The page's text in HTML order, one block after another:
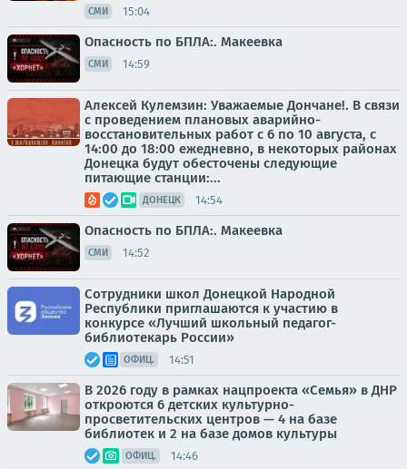
СМИ 15:04
Опасность по БПЛА:. Макеевка
СМИ 14:59
Алексей Кулемзин: Уважаемые Дончане!. В связи
с проведением плановых аварийно-
восстановительных работ с 6 по 10 августа, с
14:00 до 18:00 ежедневно, в некоторых районах
Донецка будут обесточены следующие
питающие станции:...
ДОНЕЦК 14:54
Опасность по БПЛА:. Макеевка
СМИ 14:52
Сотрудники школ Донецкой Народной
Республики приглашаются к участию в
конкурсе «Лучший школьный педагог-
библиотекарь России»
ОФИЦ. 14:51
В 2026 году в рамках нацпроекта «Семья» в ДНР
откроются 6 детских культурно-
просветительских центров — 4 на базе
библиотек и 2 на базе домов культуры
ОФИЦ. 14:46